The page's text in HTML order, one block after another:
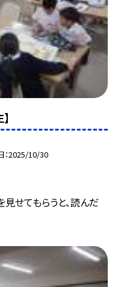
2025/10/30
せてもらうと、読んだ